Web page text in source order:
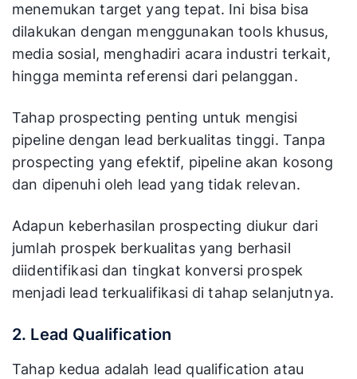
menemukan target yang tepat. Ini bisa bisa
dilakukan dengan menggunakan tools khusus,
media sosial, menghadiri acara industri terkait,
hingga meminta referensi dari pelanggan.
Tahap prospecting penting untuk mengisi
pipeline dengan lead berkualitas tinggi. Tanpa
prospecting yang efektif, pipeline akan kosong
dan dipenuhi oleh lead yang tidak relevan.
Adapun keberhasilan prospecting diukur dari
jumlah prospek berkualitas yang berhasil
diidentifikasi dan tingkat konversi prospek
menjadi lead terkualifikasi di tahap selanjutnya.
2. Lead Qualification
Tahap kedua adalah lead qualification atau